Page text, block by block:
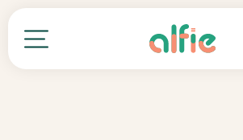
Toutes nos formations